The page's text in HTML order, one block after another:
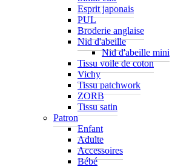
Esprit japonais
PUL
Broderie anglaise
Nid d'abeille
Nid d'abeille mini
Tissu voile de coton
Vichy
Tissu patchwork
ZORB
Tissu satin
Patron
Enfant
Adulte
Accessoires
Bébé